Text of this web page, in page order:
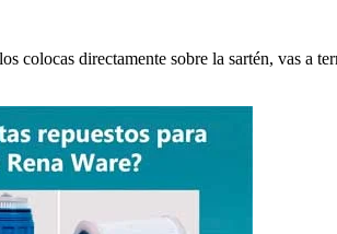
colocas directamente sobre la sartén, vas a